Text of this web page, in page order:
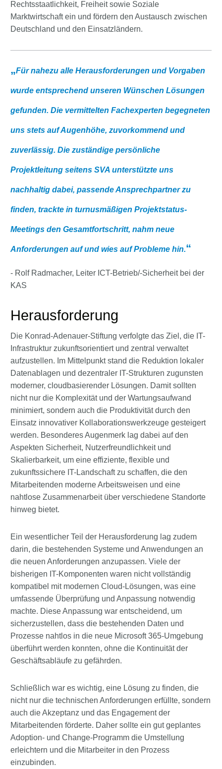
Rechtsstaatlichkeit, Freiheit sowie Soziale
Marktwirtschaft ein und fördern den Austausch zwischen
Deutschland und den Einsatzländern.
Für nahezu alle Herausforderungen und Vorgaben
wurde entsprechend unseren Wünschen Lösungen
gefunden. Die vermittelten Fachexperten begegneten
uns stets auf Augenhöhe, zuvorkommend und
zuverlässig. Die zuständige persönliche
Projektleitung seitens SVA unterstützte uns
nachhaltig dabei, passende Ansprechpartner zu
finden, trackte in turnusmäßigen Projektstatus-
Meetings den Gesamtfortschritt, nahm neue
Anforderungen auf und wies auf Probleme hin.
- Rolf Radmacher, Leiter ICT-Betrieb/-Sicherheit bei der
KAS
Herausforderung
Die Konrad-Adenauer-Stiftung verfolgte das Ziel, die IT-
Infrastruktur zukunftsorientiert und zentral verwaltet
aufzustellen. Im Mittelpunkt stand die Reduktion lokaler
Datenablagen und dezentraler IT-Strukturen zugunsten
moderner, cloudbasierender Lösungen. Damit sollten
nicht nur die Komplexität und der Wartungsaufwand
minimiert, sondern auch die Produktivität durch den
Einsatz innovativer Kollaborationswerkzeuge gesteigert
werden. Besonderes Augenmerk lag dabei auf den
Aspekten Sicherheit, Nutzerfreundlichkeit und
Skalierbarkeit, um eine effiziente, flexible und
zukunftssichere IT-Landschaft zu schaffen, die den
Mitarbeitenden moderne Arbeitsweisen und eine
nahtlose Zusammenarbeit über verschiedene Standorte
hinweg bietet.
Ein wesentlicher Teil der Herausforderung lag zudem
darin, die bestehenden Systeme und Anwendungen an
die neuen Anforderungen anzupassen. Viele der
bisherigen IT-Komponenten waren nicht vollständig
kompatibel mit modernen Cloud-Lösungen, was eine
umfassende Überprüfung und Anpassung notwendig
machte. Diese Anpassung war entscheidend, um
sicherzustellen, dass die bestehenden Daten und
Prozesse nahtlos in die neue Microsoft 365-Umgebung
überführt werden konnten, ohne die Kontinuität der
Geschäftsabläufe zu gefährden.
Schließlich war es wichtig, eine Lösung zu finden, die
nicht nur die technischen Anforderungen erfüllte, sondern
auch die Akzeptanz und das Engagement der
Mitarbeitenden förderte. Daher sollte ein gut geplantes
Adoption- und Change-Programm die Umstellung
erleichtern und die Mitarbeiter in den Prozess
einzubinden.